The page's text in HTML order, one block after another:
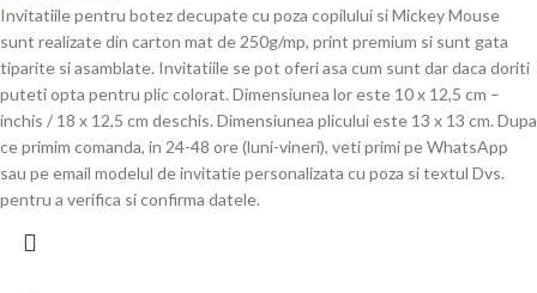
Invitatiile pentru botez decupate cu poza copilului si Mickey Mouse
sunt realizate din carton mat de 250g/mp, print premium si sunt gata
tiparite si asamblate. Invitatiile se pot oferi asa cum sunt dar daca doriti
puteti opta pentru plic colorat. Dimensiunea lor este 10 x 12,5 cm –
inchis / 18 x 12,5 cm deschis. Dimensiunea plicului este 13 x 13 cm. Dupa
ce primim comanda, in 24-48 ore (luni-vineri), veti primi pe WhatsApp
sau pe email modelul de invitatie personalizata cu poza si textul Dvs.
pentru a verifica si confirma datele.